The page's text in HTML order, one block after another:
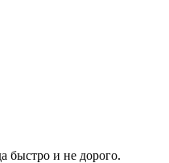
быстро и не дорого.